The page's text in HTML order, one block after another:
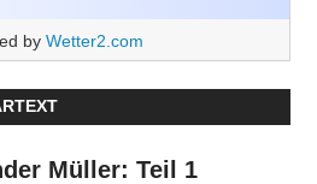
by Wetter2.com
Müller: Teil 1